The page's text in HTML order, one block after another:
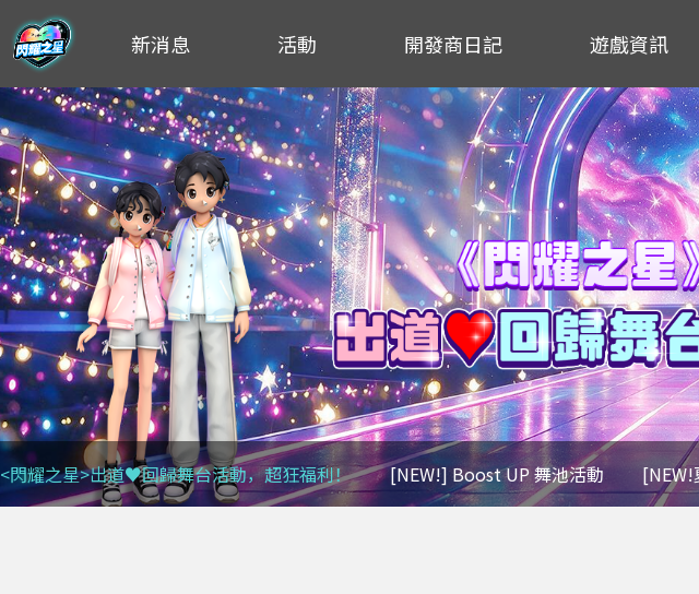
新消息 活動 開發商日記 遊戲資訊
<閃耀之星>出道♥回歸舞台活動，超狂福利！ [NEW!] Boost UP 舞池活動